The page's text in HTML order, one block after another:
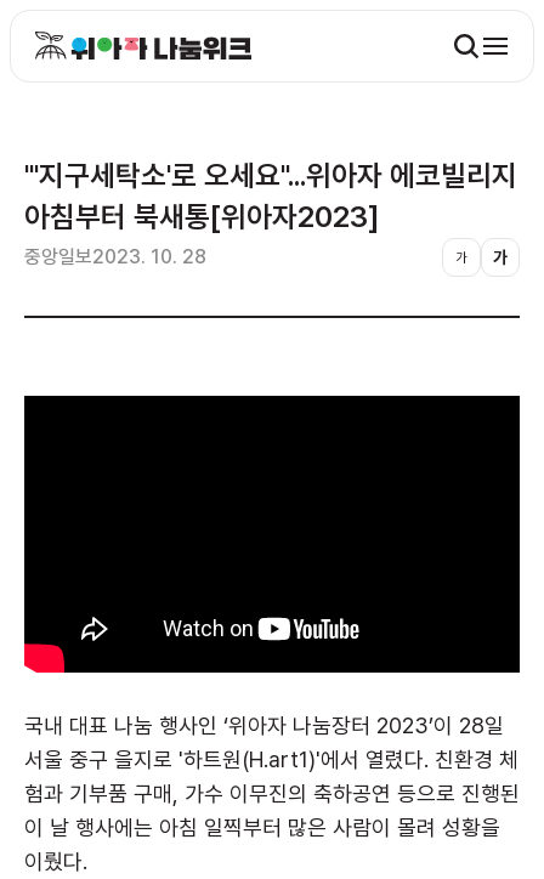
"'지구세탁소'로 오세요"...위아자 에코빌리지
아침부터 북새통[위아자2023]
중앙일보2023. 10. 28
국내 대표 나눔 행사인 ‘위아자 나눔장터 2023’이 28일
서울 중구 을지로 '하트원(H.art1)'에서 열렸다. 친환경 체
험과 기부품 구매, 가수 이무진의 축하공연 등으로 진행된
이 날 행사에는 아침 일찍부터 많은 사람이 몰려 성황을
이뤘다.